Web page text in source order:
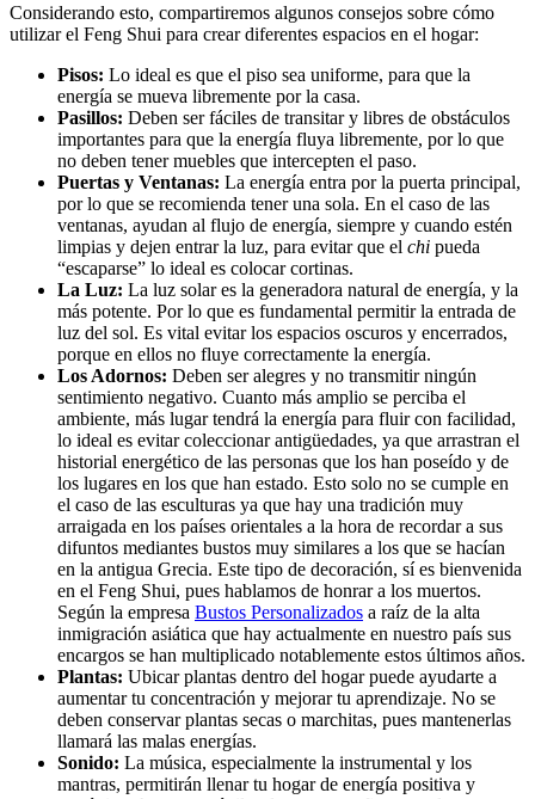
Considerando esto, compartiremos algunos consejos sobre cómo
utilizar el Feng Shui para crear diferentes espacios en el hogar:
Pisos: Lo ideal es que el piso sea uniforme, para que la
energía se mueva libremente por la casa.
Pasillos: Deben ser fáciles de transitar y libres de obstáculos
importantes para que la energía fluya libremente, por lo que
no deben tener muebles que intercepten el paso.
Puertas y Ventanas: La energía entra por la puerta principal,
por lo que se recomienda tener una sola. En el caso de las
ventanas, ayudan al flujo de energía, siempre y cuando estén
limpias y dejen entrar la luz, para evitar que el chi pueda
“escaparse” lo ideal es colocar cortinas.
La Luz: La luz solar es la generadora natural de energía, y la
más potente. Por lo que es fundamental permitir la entrada de
luz del sol. Es vital evitar los espacios oscuros y encerrados,
porque en ellos no fluye correctamente la energía.
Los Adornos: Deben ser alegres y no transmitir ningún
sentimiento negativo. Cuanto más amplio se perciba el
ambiente, más lugar tendrá la energía para fluir con facilidad,
lo ideal es evitar coleccionar antigüedades, ya que arrastran el
historial energético de las personas que los han poseído y de
los lugares en los que han estado. Esto solo no se cumple en
el caso de las esculturas ya que hay una tradición muy
arraigada en los países orientales a la hora de recordar a sus
difuntos mediantes bustos muy similares a los que se hacían
en la antigua Grecia. Este tipo de decoración, sí es bienvenida
en el Feng Shui, pues hablamos de honrar a los muertos.
Según la empresa Bustos Personalizados a raíz de la alta
inmigración asiática que hay actualmente en nuestro país sus
encargos se han multiplicado notablemente estos últimos años.
Plantas: Ubicar plantas dentro del hogar puede ayudarte a
aumentar tu concentración y mejorar tu aprendizaje. No se
deben conservar plantas secas o marchitas, pues mantenerlas
llamará las malas energías.
Sonido: La música, especialmente la instrumental y los
mantras, permitirán llenar tu hogar de energía positiva y